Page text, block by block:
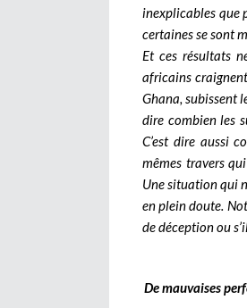
inexplicables que
certaines se sont
Et ces résultats
africains craignent
Ghana, subissent
dire combien les
C’est dire aussi
mêmes travers
Une situation qui
en plein doute.
de déception ou
De mauvaises